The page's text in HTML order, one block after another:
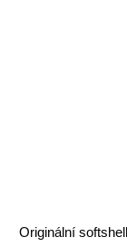
Originální